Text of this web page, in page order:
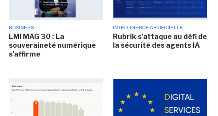
BUSINESS
LMI MAG 30 : La
souveraineté numérique
s'affirme
INTELLIGENCE ARTIFICIELLE
Rubrik s'attaque au défi de
la sécurité des agents IA